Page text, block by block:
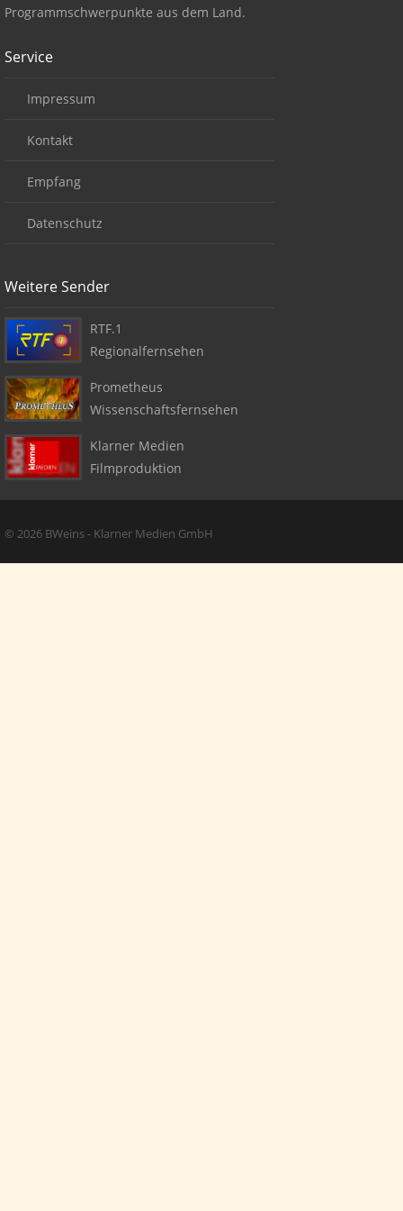
© 2026 BWeins - Klarner Medien GmbH
Programmschwerpunkte aus dem Land.
Service
Impressum
Kontakt
Empfang
Datenschutz
Weitere Sender
RTF.1
Regionalfernsehen
Prometheus
Wissenschaftsfernsehen
Klarner Medien
Filmproduktion